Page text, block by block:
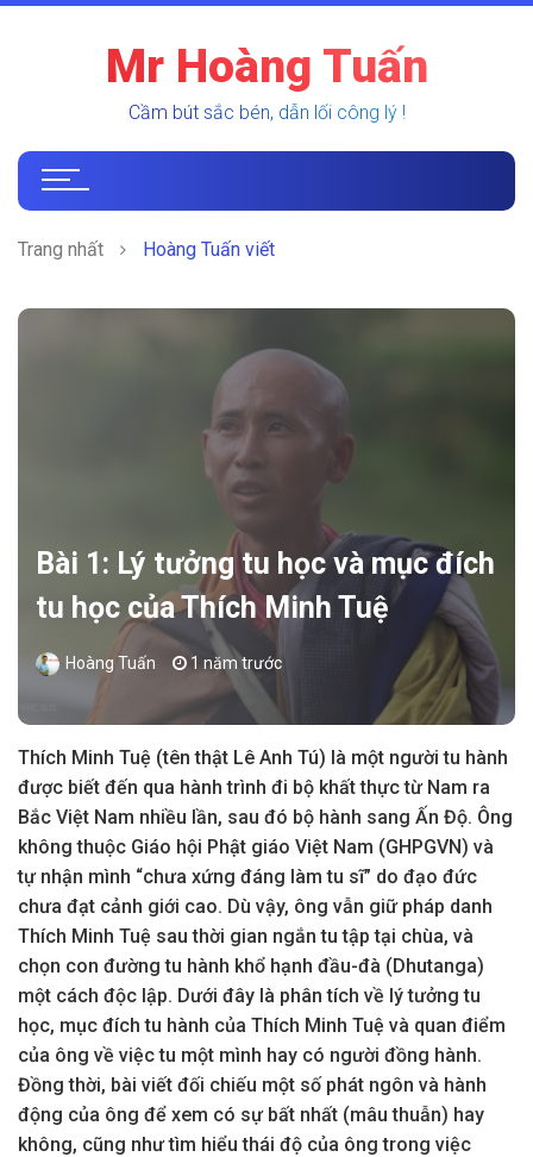
Mr Hoàng Tuấn
Cầm bút sắc bén, dẫn lối công lý !
Trang nhất Hoàng Tuấn viết
Bài 1: Lý tưởng tu học và mục đích
tu học của Thích Minh Tuệ
Hoàng Tuấn 1 năm trước
Thích Minh Tuệ (tên thật Lê Anh Tú) là một người tu hành
được biết đến qua hành trình đi bộ khất thực từ Nam ra
Bắc Việt Nam nhiều lần, sau đó bộ hành sang Ấn Độ. Ông
không thuộc Giáo hội Phật giáo Việt Nam (GHPGVN) và
tự nhận mình “chưa xứng đáng làm tu sĩ” do đạo đức
chưa đạt cảnh giới cao​. Dù vậy, ông vẫn giữ pháp danh
Thích Minh Tuệ sau thời gian ngắn tu tập tại chùa, và
chọn con đường tu hành khổ hạnh đầu-đà (Dhutanga)
một cách độc lập​. Dưới đây là phân tích về lý tưởng tu
học, mục đích tu hành của Thích Minh Tuệ và quan điểm
của ông về việc tu một mình hay có người đồng hành.
Đồng thời, bài viết đối chiếu một số phát ngôn và hành
động của ông để xem có sự bất nhất (mâu thuẫn) hay
không, cũng như tìm hiểu thái độ của ông trong việc